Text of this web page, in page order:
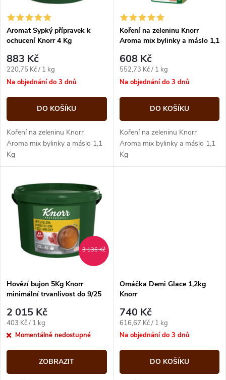
í
p
r
o
d
u
k
t
s
p
r
o
d
u
t
Aromat Sypký přípravek k
ochucení Knorr 4 Kg
883 Kč
Měrná
cena:
220,75 Kč / 1 kg
Na objednání do 3 dnů
DO KOŠÍKU
Koření na zeleninu Knorr
Aroma mix bylinky a máslo 1,1
Kg
Koření na zeleninu Knorr
Aroma mix bylinky a máslo 1,1
608 Kč
Měrná
cena:
552,73 Kč / 1 kg
Na objednání do 3 dnů
DO KOŠÍKU
Koření na zeleninu Knorr
Aroma mix bylinky a máslo 1,1
Kg
3 136 Kč
Hovězí bujon 5Kg Knorr
minimální trvanlivost do 9/25
2 015 Kč
Měrná
cena:
403 Kč / 1 kg
Momentálně nedostupné
ZOBRAZIT
Omáčka Demi Glace 1,2kg
Knorr
740 Kč
Měrná
cena:
616,67 Kč / 1 kg
Na objednání do 3 dnů
DO KOŠÍKU